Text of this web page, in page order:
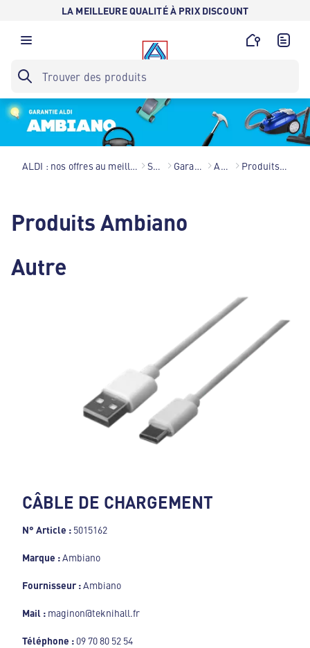
LA MEILLEURE QUALITÉ À PRIX DISCOUNT
ALDI : nos offres au meilleur prix toute l’année ! Services Garantie ALDI Ambiano Produits Ambiano
Produits Ambiano
Autre
CÂBLE DE CHARGEMENT
N° Article : 5015162
Marque :Ambiano
Fournisseur :Ambiano
Mail : maginon@teknihall.fr
Téléphone : 09 70 80 52 54